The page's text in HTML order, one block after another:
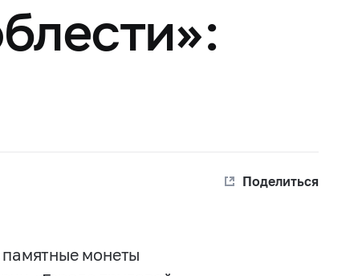
Поделиться
монеты